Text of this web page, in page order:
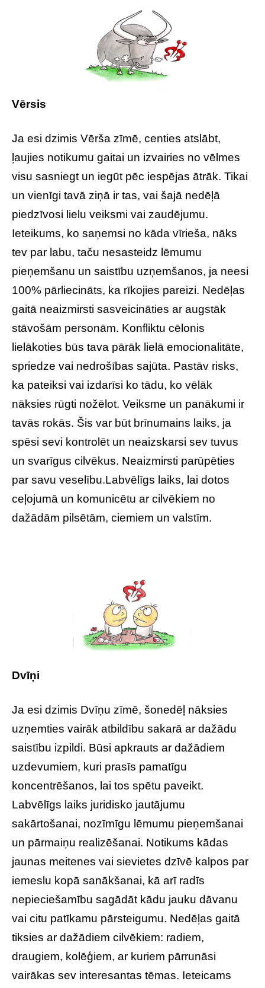
Vērsis
Ja esi dzimis Vērša zīmē, centies atslābt,
ļaujies notikumu gaitai un izvairies no vēlmes
visu sasniegt un iegūt pēc iespējas ātrāk. Tikai
un vienīgi tavā ziņā ir tas, vai šajā nedēļā
piedzīvosi lielu veiksmi vai zaudējumu.
Ieteikums, ko saņemsi no kāda vīrieša, nāks
tev par labu, taču nesasteidz lēmumu
pieņemšanu un saistību uzņemšanos, ja neesi
100% pārliecināts, ka rīkojies pareizi. Nedēļas
gaitā neaizmirsti sasveicināties ar augstāk
stāvošām personām. Konfliktu cēlonis
lielākoties būs tava pārāk lielā emocionalitāte,
spriedze vai nedrošības sajūta. Pastāv risks,
ka pateiksi vai izdarīsi ko tādu, ko vēlāk
nāksies rūgti nožēlot. Veiksme un panākumi ir
tavās rokās. Šis var būt brīnumains laiks, ja
spēsi sevi kontrolēt un neaizskarsi sev tuvus
un svarīgus cilvēkus. Neaizmirsti parūpēties
par savu veselību.Labvēlīgs laiks, lai dotos
ceļojumā un komunicētu ar cilvēkiem no
dažādām pilsētām, ciemiem un valstīm.
Dvīņi
Ja esi dzimis Dvīņu zīmē, šonedēļ nāksies
uzņemties vairāk atbildību sakarā ar dažādu
saistību izpildi. Būsi apkrauts ar dažādiem
uzdevumiem, kuri prasīs pamatīgu
koncentrēšanos, lai tos spētu paveikt.
Labvēlīgs laiks juridisko jautājumu
sakārtošanai, nozīmīgu lēmumu pieņemšanai
un pārmaiņu realizēšanai. Notikums kādas
jaunas meitenes vai sievietes dzīvē kalpos par
iemeslu kopā sanākšanai, kā arī radīs
nepieciešamību sagādāt kādu jauku dāvanu
vai citu patīkamu pārsteigumu. Nedēļas gaitā
tiksies ar dažādiem cilvēkiem: radiem,
draugiem, kolēģiem, ar kuriem pārrunāsi
vairākas sev interesantas tēmas. Ieteicams